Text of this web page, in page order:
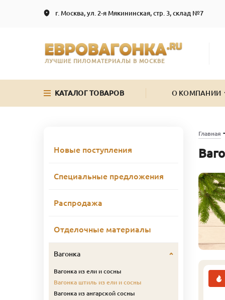
г. Москва, ул. 2-я Мякининская, стр. 3, склад №7
ЛУЧШИЕ ПИЛОМАТЕРИАЛЫ В МОСКВЕ
КАТАЛОГ ТОВАРОВ О КОМПАНИИ
Главная -
Новые поступления
Специальные предложения
Распродажа
Отделочные материалы
Вагонка
Вагонка из ели и сосны
Вагонка штиль из ели и сосны
Вагонка из ангарской сосны